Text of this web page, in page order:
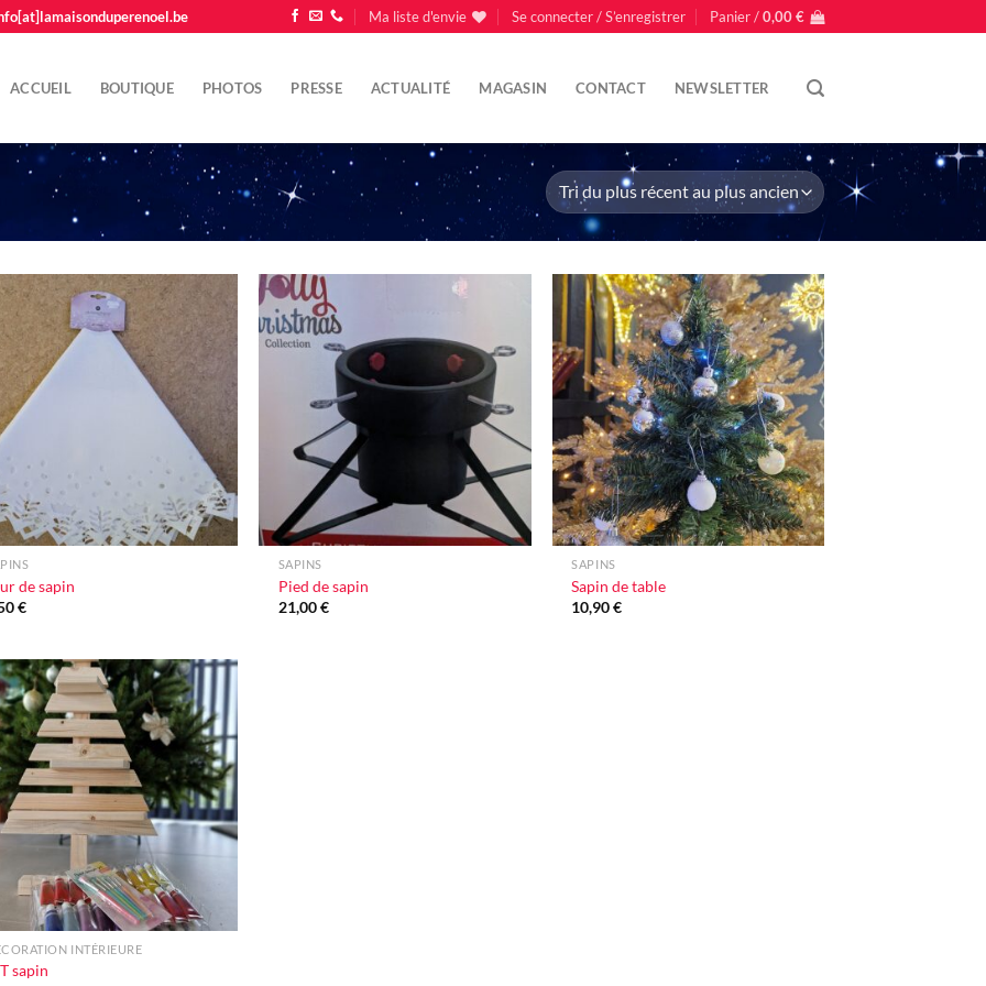
Ma liste d'envie Se connecter / S’enregistrer Panier /0,00€
ACCUEIL BOUTIQUE PHOTOS PRESSE ACTUALITÉ MAGASIN CONTACT NEWSLETTER
Ajouter
à la liste
d'envie
de sapin
€
à la liste
d'envie
+
SAPINS
Pied de sapin
21,00€
Ajouter
à la liste
d'envie
+
SAPINS
Sapin de table
10,90€
Ajouter
à la liste
d'envie
INTÉRIEURE
sapin